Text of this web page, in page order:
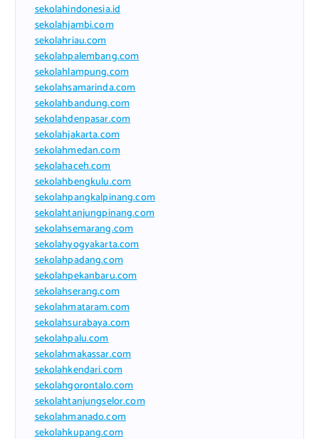
sekolahindonesia.id
sekolahjambi.com
sekolahriau.com
sekolahpalembang.com
sekolahlampung.com
sekolahsamarinda.com
sekolahbandung.com
sekolahdenpasar.com
sekolahjakarta.com
sekolahmedan.com
sekolahaceh.com
sekolahbengkulu.com
sekolahpangkalpinang.com
sekolahtanjungpinang.com
sekolahsemarang.com
sekolahyogyakarta.com
sekolahpadang.com
sekolahpekanbaru.com
sekolahserang.com
sekolahmataram.com
sekolahsurabaya.com
sekolahpalu.com
sekolahmakassar.com
sekolahkendari.com
sekolahgorontalo.com
sekolahtanjungselor.com
sekolahmanado.com
sekolahkupang.com